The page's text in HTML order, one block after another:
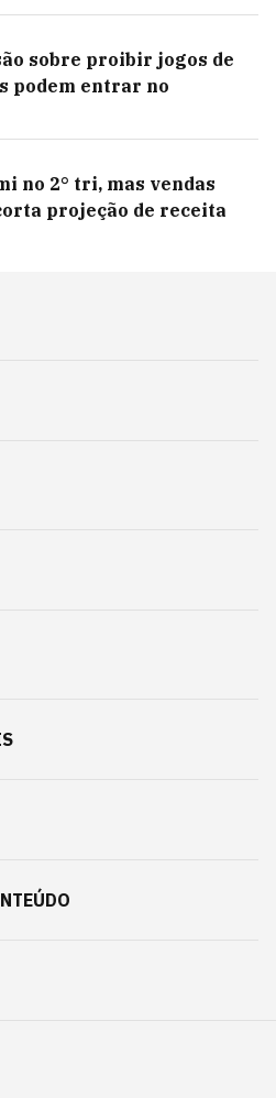
sobre proibir jogos de
podem entrar no
no 2° tri, mas vendas
projeção de receita